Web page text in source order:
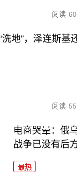
阅读
地”，泽连斯基
阅读
电商哭晕：俄
战争已没有后
最热